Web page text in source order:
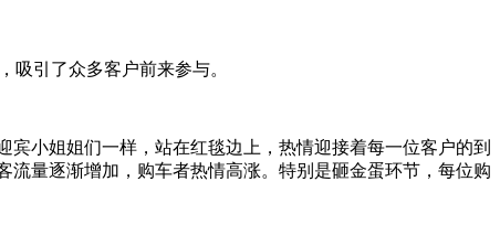
吸引了众多客户前来参与。
小姐姐们一样，站在红毯边上，热情迎接着每一位客户的到
量逐渐增加，购车者热情高涨。特别是砸金蛋环节，每位购